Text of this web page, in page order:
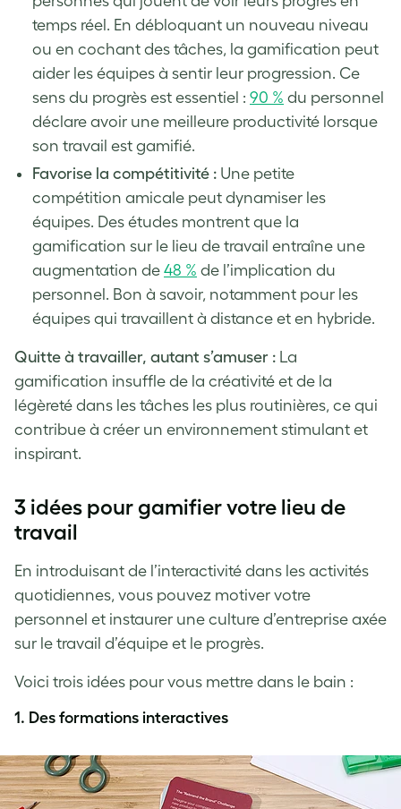
temps réel. En débloquant un nouveau niveau
ou en cochant des tâches, la gamification peut
aider les équipes à sentir leur progression. Ce
sens du progrès est essentiel : 90 % du personnel
déclare avoir une meilleure productivité lorsque
son travail est gamifié.
Favorise la compétitivité : Une petite
compétition amicale peut dynamiser les
équipes. Des études montrent que la
gamification sur le lieu de travail entraîne une
augmentation de 48 % de l’implication du
personnel. Bon à savoir, notamment pour les
équipes qui travaillent à distance et en hybride.
Quitte à travailler, autant s’amuser : La
gamification insuffle de la créativité et de la
légèreté dans les tâches les plus routinières, ce qui
contribue à créer un environnement stimulant et
inspirant.
3 idées pour gamifier votre lieu de
travail
En introduisant de l’interactivité dans les activités
quotidiennes, vous pouvez motiver votre
personnel et instaurer une culture d’entreprise axée
sur le travail d’équipe et le progrès.
Voici trois idées pour vous mettre dans le bain :
1. Des formations interactives